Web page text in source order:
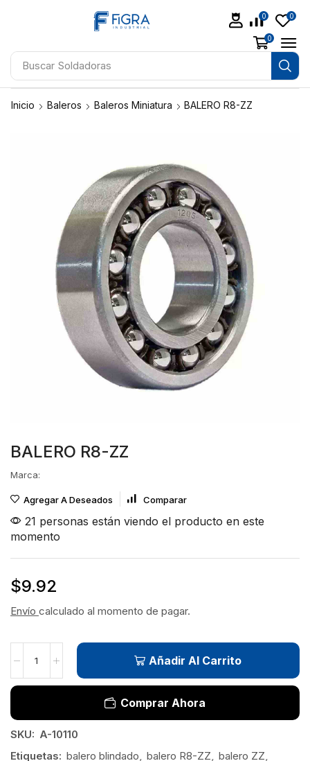
Buscar Soldadoras
0 0
0
Inicio Baleros Baleros Miniatura BALERO R8-ZZ
BALERO R8-ZZ
Marca:
Agregar A Deseados Comparar
21 personas están viendo el producto en este
momento
$9.92
Envío calculado al momento de pagar.
Añadir Al Carrito
Comprar Ahora
SKU: A-10110
Etiquetas: balero blindado, balero R8-ZZ, balero ZZ,